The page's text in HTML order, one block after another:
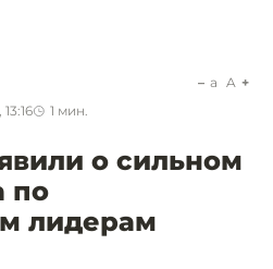
1 мин.
a A
о сильном
по
лидерам